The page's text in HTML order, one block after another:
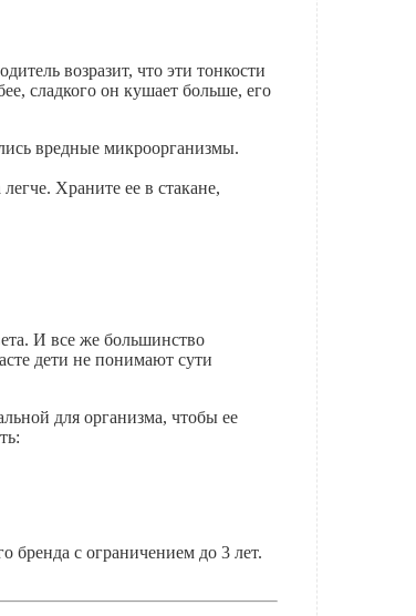
возразит, что эти тонкости
сладкого он кушает больше, его
вредные микроорганизмы.
Храните ее в стакане,
И все же большинство
дети не понимают сути
для организма, чтобы ее
бренда с ограничением до 3 лет.